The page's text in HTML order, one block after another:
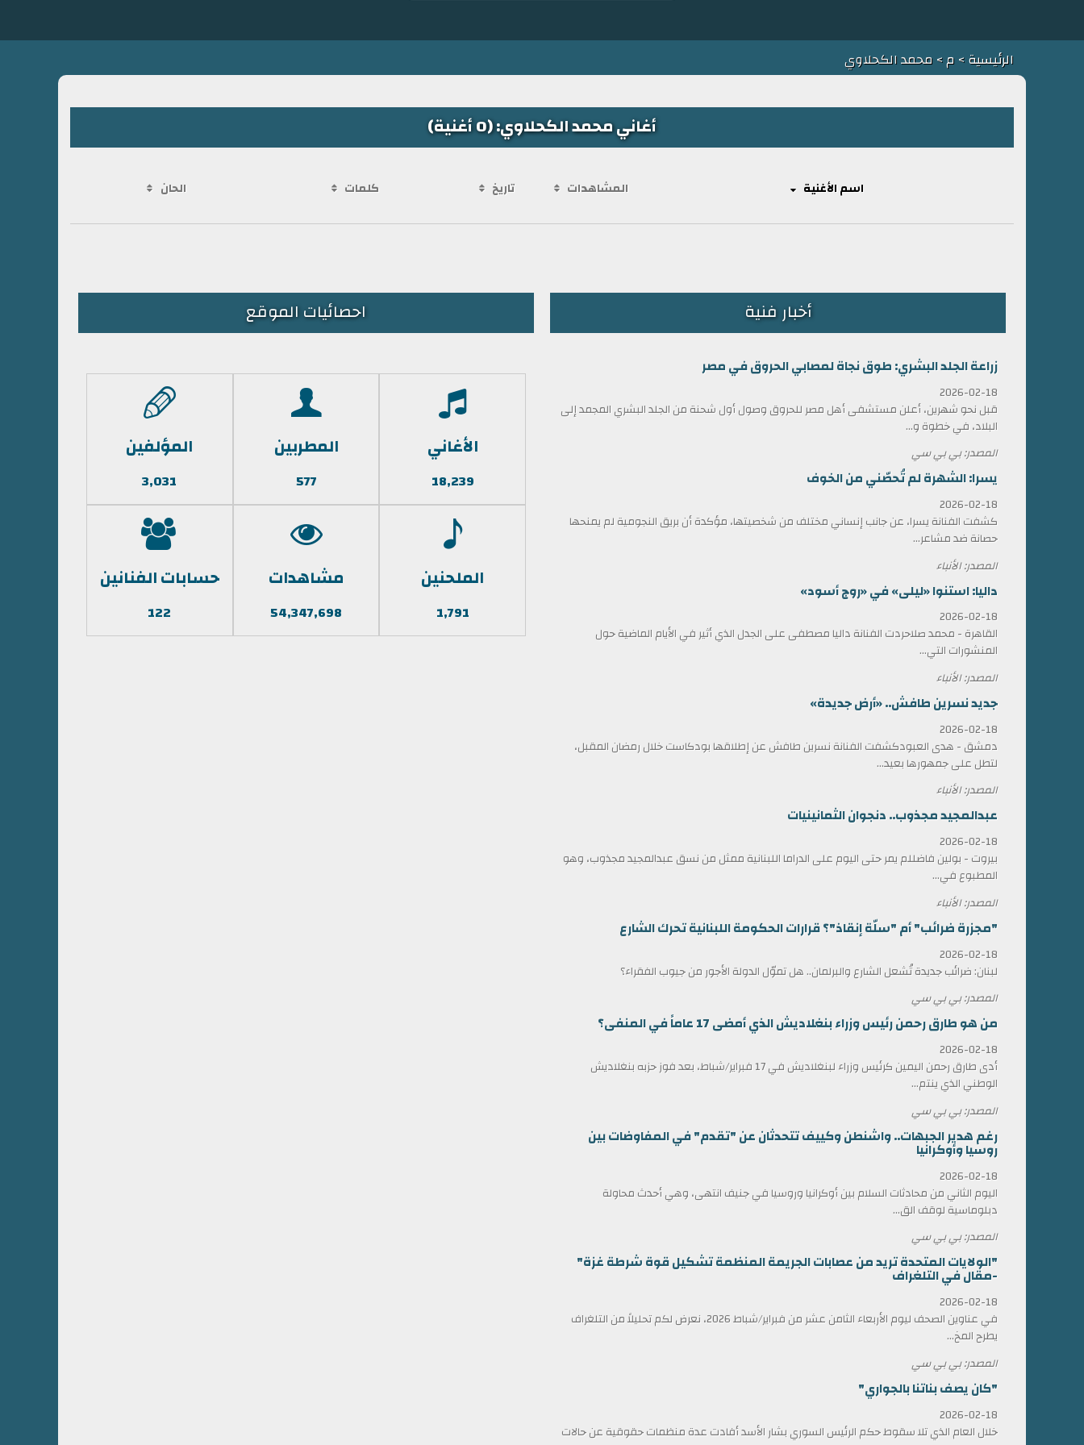
الرئيسية> م> محمد الكحلاوي
أغاني محمد الكحلاوي: (0 أغنية)
اسم الأغنية المشاهدات تاريخ كلمات الحان
أخبار فنية
زراعة الجلد البشري: طوق نجاة لمصابي الحروق في مصر
2026-02-18
قبل نحو شهرين، أعلن مستشفى أهل مصر للحروق وصول أول شحنة من الجلد البشري المجمد إلى
البلاد، في خطوة و...
المصدر: بي بي سي
يسرا: الشهرة لم تُحصّني من الخوف
2026-02-18
كشفت الفنانة يسرا، عن جانب إنساني مختلف من شخصيتها، مؤكدة أن بريق النجومية لم يمنحها
حصانة ضد مشاعر...
المصدر: الأنباء
داليا: استنوا «ليلى» في «روج أسود»
2026-02-18
القاهرة - محمد صلاحردت الفنانة داليا مصطفى على الجدل الذي أثير في الأيام الماضية حول
المنشورات التي...
المصدر: الأنباء
جديد نسرين طافش.. «أرض جديدة»
2026-02-18
دمشق - هدى العبودكشفت الفنانة نسرين طافش عن إطلاقها بودكاست خلال رمضان المقبل،
لتطل على جمهورها بعيد...
المصدر: الأنباء
عبدالمجيد مجذوب.. دنجوان الثمانينيات
2026-02-18
بيروت - بولين فاضللم يمر حتى اليوم على الدراما اللبنانية ممثل من نسق عبدالمجيد مجذوب، وهو
المطبوع في...
المصدر: الأنباء
"مجزرة ضرائب" أم "سلّة إنقاذ"؟ قرارات الحكومة اللبنانية تحرك الشارع
2026-02-18
لبنان: ضرائب جديدة تُشعل الشارع والبرلمان.. هل تموّل الدولة الأجور من جيوب الفقراء؟
المصدر: بي بي سي
من هو طارق رحمن رئيس وزراء بنغلاديش الذي أمضى 17 عاماً في المنفى؟
2026-02-18
أدى طارق رحمن اليمين كرئيس وزراء لبنغلاديش في 17 فبراير/شباط، بعد فوز حزبه بنغلاديش
الوطني الذي ينتم...
المصدر: بي بي سي
رغم هدير الجبهات.. واشنطن وكييف تتحدثان عن "تقدم" في المفاوضات بين
روسيا وأوكرانيا
2026-02-18
اليوم الثاني من محادثات السلام بين أوكرانيا وروسيا في جنيف انتهى، وهي أحدث محاولة
دبلوماسية لوقف الق...
المصدر: بي بي سي
"الولايات المتحدة تريد من عصابات الجريمة المنظمة تشكيل قوة شرطة غزة"
-مقال في التلغراف
2026-02-18
في عناوين الصحف ليوم الأربعاء الثامن عشر من فبراير/شباط 2026، نعرض لكم تحليلاً من التلغراف
يطرح المخ...
المصدر: بي بي سي
"كان يصف بناتنا بالجواري"
2026-02-18
خلال العام الذي تلا سقوط حكم الرئيس السوري بشار الأسد أفادت عدة منظمات حقوقية عن حالات
احصائيات الموقع
الأغاني
18,239
المطربين
577
المؤلفين
3,031
الملحنين
1,791
مشاهدات
54,347,698
حسابات الفنانين
122